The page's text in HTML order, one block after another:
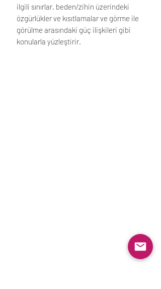
ilgili sınırlar, beden/zihin üzerindeki
özgürlükler ve kısıtlamalar ve görme ile
görülme arasındaki güç ilişkileri gibi
konularla yüzleştirir.